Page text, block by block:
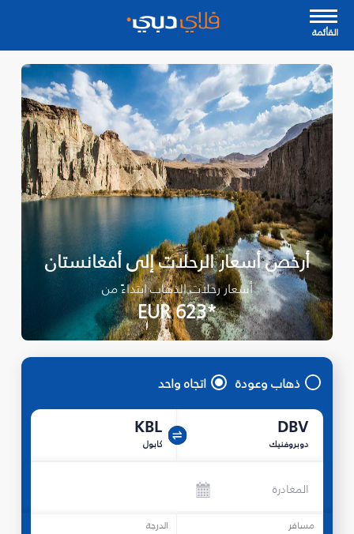
القأئمة
أرخص أسعار الرحلات إلى أفغانستان
أسعار رحلات الذهاب ابتداءً من
*EUR 623
ذهاب وعودة اتجاه واحد
DBV
دوبروفنيك
KBL
كابول
المغادرة
مسافر الدرجة